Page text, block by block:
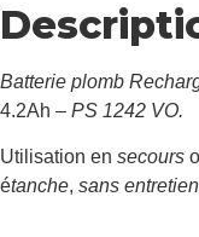
Batterie plomb
4.2Ah – PS 1242 VO.
Utilisation en secours
étanche, sans entretien